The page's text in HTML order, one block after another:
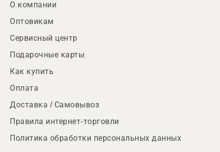
О компании
Оптовикам
Сервисный центр
Подарочные карты
Как купить
Оплата
Доставка / Самовывоз
Правила интернет-торговли
Политика обработки персональных данных